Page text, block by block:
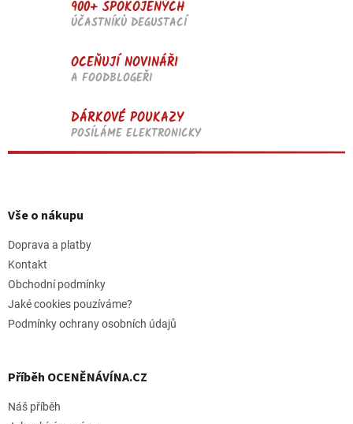
900+ SPOKOJENÝCH
ÚČASTNÍKŮ DEGUSTACÍ
OCEŇUJÍ NOVINÁŘI
A FOODBLOGEŘI
DÁRKOVÉ POUKAZY
POSÍLÁME ELEKTRONICKY
pVše o nákupu
Doprava a platby
Kontakt
Obchodní podmínky
Jaké cookies pouzíváme?
Podmínky ochrany osobních údajů
Příběh OCENĚNÁVÍNA.CZ
Náš příběh